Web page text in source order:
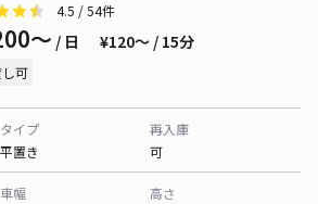
4.5 / 54件
〜 / 日 ¥120〜 / 15分
可
タイプ
平置き
再入庫
可
車幅
高さ